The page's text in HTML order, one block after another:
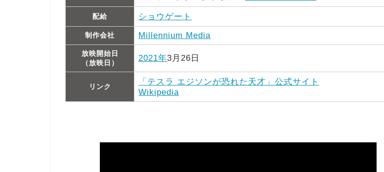
配給 ショウゲート
制作会社 Millennium Media
放映開始日
（放映日）
2021年3月26日
リンク
「テスラ エジソンが恐れた天才」公式サイト
Wikipedia